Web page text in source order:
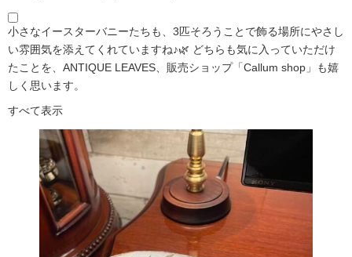
小さなイースターバニーたちも、3匹そろうことで飾る場所にやさし
い雰囲気を添えてくれていますね♪🌿 どちらも気に入っていただけ
たことを、ANTIQUE LEAVES、販売ショップ「Callum shop」も嬉
しく思います。
すべて表示